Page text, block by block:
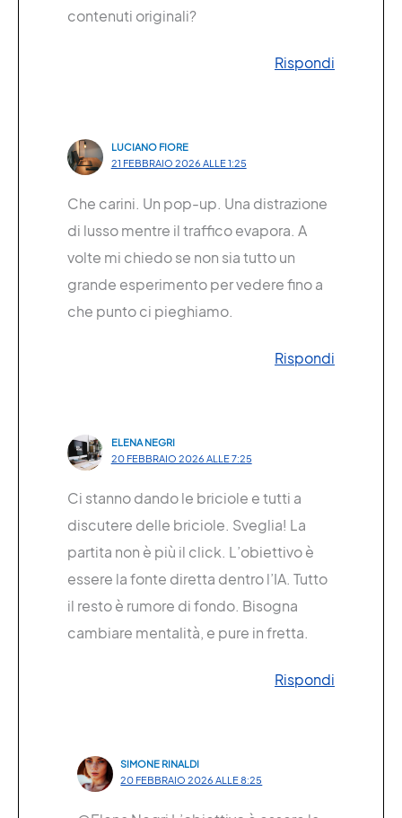
contenuti originali?
Rispondi
LUCIANO FIORE
21 FEBBRAIO 2026 ALLE 1:25
Che carini. Un pop-up. Una distrazione
di lusso mentre il traffico evapora. A
volte mi chiedo se non sia tutto un
grande esperimento per vedere fino a
che punto ci pieghiamo.
Rispondi
ELENA NEGRI
20 FEBBRAIO 2026 ALLE 7:25
Ci stanno dando le briciole e tutti a
discutere delle briciole. Sveglia! La
partita non è più il click. L’obiettivo è
essere la fonte diretta dentro l’IA. Tutto
il resto è rumore di fondo. Bisogna
cambiare mentalità, e pure in fretta.
Rispondi
SIMONE RINALDI
20 FEBBRAIO 2026 ALLE 8:25